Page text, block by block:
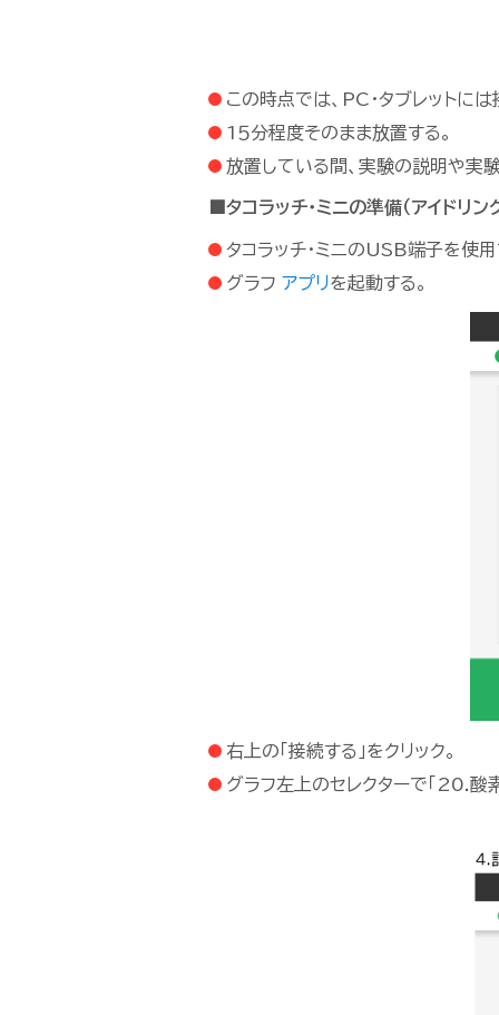
この時点では、PC・タブレットには
1５分程度そのまま放置する。
放置している間、実験の説明や実
■タコラッチ・ミニの準備（アイドリン
タコラッチ・ミニのUSB端子を使
グラフ アプリを起動する。
右上の「接続する」をクリック。
グラフ左上のセレクターで「20.酸